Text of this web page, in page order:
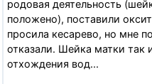
родовая деятельность
положено), поставили
просила кесарево, но мне
отказали. Шейка матки так
отхождения вод...